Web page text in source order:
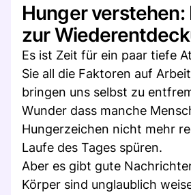
Hunger verstehen:
zur
Es ist Zeit für ein paar tiefe
Sie all die Faktoren auf
bringen uns selbst zu
Wunder dass manche
Hungerzeichen nicht mehr
Laufe des Tages spüren.
Aber es gibt gute
Körper sind unglaublich